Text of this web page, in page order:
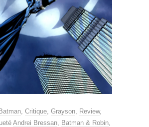
Critique Grayson Review,
Andrei Bressan Batman & Robin